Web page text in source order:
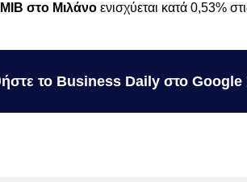
MIB στο Μιλάνο ενισχύεται κατά 0,53%
το Business Daily στο Google